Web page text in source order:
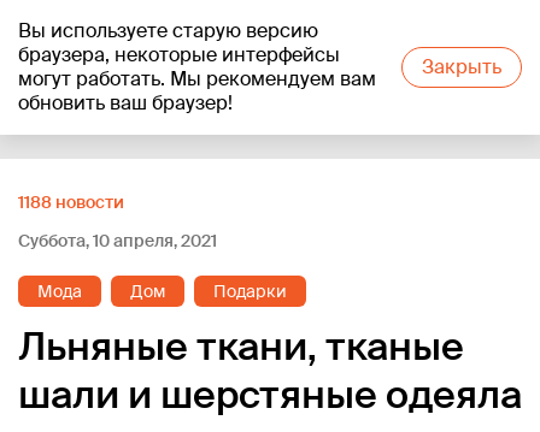
Вы используете старую версию
браузера, некоторые интерфейсы
могут работать. Мы рекомендуем вам
обновить ваш браузер!
Закрыть
+21°C
1188 новости
Суббота, 10 апреля, 2021
Мода Дом Подарки
Льняные ткани, тканые
шали и шерстяные одеяла